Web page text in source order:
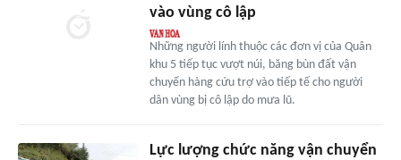
vào vùng cô lập
Những người lính thuộc các đơn vị của Quân
khu 5 tiếp tục vượt núi, băng bùn đất vận
chuyển hàng cứu trợ vào tiếp tế cho người
dân vùng bị cô lập do mưa lũ.
Lực lượng chức năng vận chuyển